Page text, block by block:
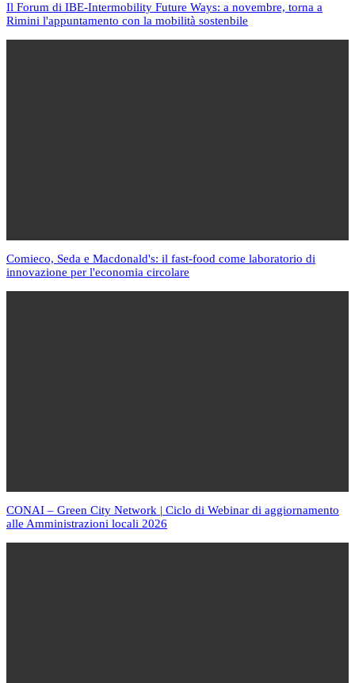
Il Forum di IBE-Intermobility Future Ways: a novembre, torna a
Rimini l'appuntamento con la mobilità sostenbile
Comieco, Seda e Macdonald's: il fast-food come laboratorio di
innovazione per l'economia circolare
CONAI – Green City Network | Ciclo di Webinar di aggiornamento
alle Amministrazioni locali 2026